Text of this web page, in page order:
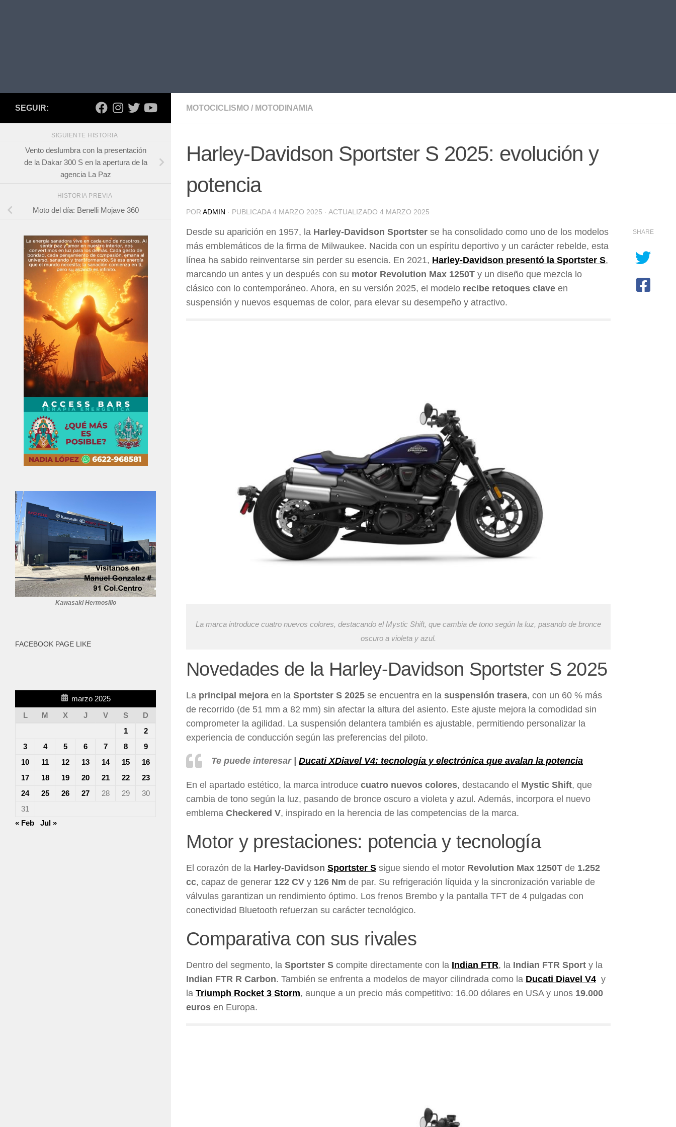
MOTOCICLISMO / MOTODINAMIA
Harley-Davidson Sportster S 2025: evolución y
potencia
POR ADMIN · PUBLICADA4 MARZO 2025 · ACTUALIZADO 4 MARZO 2025
Desde su aparición en 1957, la Harley-Davidson Sportster se ha consolidado como uno de los modelos
más emblemáticos de la firma de Milwaukee. Nacida con un espíritu deportivo y un carácter rebelde, esta
línea ha sabido reinventarse sin perder su esencia. En 2021, Harley-Davidson presentó la Sportster S,
marcando un antes y un después con su motor Revolution Max 1250T y un diseño que mezcla lo
clásico con lo contemporáneo. Ahora, en su versión 2025, el modelo recibe retoques clave en
suspensión y nuevos esquemas de color, para elevar su desempeño y atractivo.
La marca introduce cuatro nuevos colores, destacando el Mystic Shift, que cambia de tono según la luz, pasando de bronce
oscuro a violeta y azul.
Novedades de la Harley-Davidson Sportster S 2025
La principal mejora en la Sportster S 2025 se encuentra en la suspensión trasera, con un 60 % más
de recorrido (de 51 mm a 82 mm) sin afectar la altura del asiento. Este ajuste mejora la comodidad sin
comprometer la agilidad. La suspensión delantera también es ajustable, permitiendo personalizar la
experiencia de conducción según las preferencias del piloto.
Te puede interesar | Ducati XDiavel V4: tecnología y electrónica que avalan la potencia
En el apartado estético, la marca introduce cuatro nuevos colores, destacando el Mystic Shift, que
cambia de tono según la luz, pasando de bronce oscuro a violeta y azul. Además, incorpora el nuevo
emblema Checkered V, inspirado en la herencia de las competencias de la marca.
Motor y prestaciones: potencia y tecnología
El corazón de la Harley-Davidson Sportster S sigue siendo el motor Revolution Max 1250T de 1.252
cc, capaz de generar 122 CV y 126 Nm de par. Su refrigeración líquida y la sincronización variable de
válvulas garantizan un rendimiento óptimo. Los frenos Brembo y la pantalla TFT de 4 pulgadas con
conectividad Bluetooth refuerzan su carácter tecnológico.
Comparativa con sus rivales
Dentro del segmento, la Sportster S compite directamente con la Indian FTR, la Indian FTR Sport y la
Indian FTR R Carbon. También se enfrenta a modelos de mayor cilindrada como la Ducati Diavel V4 y
la Triumph Rocket 3 Storm, aunque a un precio más competitivo: 16.00 dólares en USAy unos 19.000
euros en Europa.
SHARE
SEGUIR:
SIGUIENTE HISTORIA
Vento deslumbra con la presentación
de la Dakar 300 S en la apertura de la
agencia La Paz
HISTORIA PREVIA
Moto del día: Benelli Mojave 360
Kawasaki Hermosillo
FACEBOOK PAGE LIKE
marzo 2025
L
M X J V S
D
1
2
3
4 5 6 7 8
9
10
11 12 13 14 15
16
17
18 19 20 21 22
23
24
25 26 27 28 29
30
31
« Feb
Jul »